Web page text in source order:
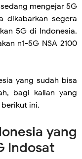
mengejar 5G
dikabarkan segera
5G di Indonesia.
n1-5G NSA 2100
yang sudah bisa
bagi kalian yang
berikut ini.
yang
Indosat